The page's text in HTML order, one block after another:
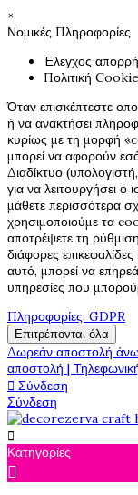
×
Νομικές Πληροφορίες
Έλεγχος
Πολιτική Cookie
Όταν επισκέπτεστε
ή να ανακτήσει
κυρίως με τη μορφή
μπορεί να αφορούν
Διαδίκτυο
για να λειτουργήσει ο
μάθετε περισσότερα
χρησιμοποιούμε τα
αποτρέψετε τη
διάφορες
αυτό, μπορεί να
υπηρεσίες που
Πληροφορίες: GDPR
Επιτρέπονται όλα
Δωρεάν αποστολή
αποστολή |
 Σύνδεση
Σύνδεση

Κατηγορίες
